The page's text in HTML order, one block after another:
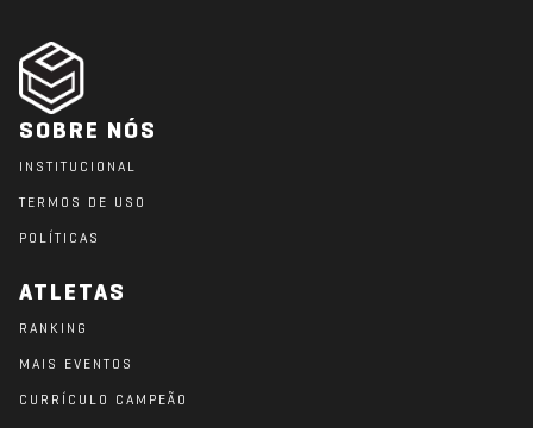
SOBRE NÓS
INSTITUCIONAL
TERMOS DE USO
POLÍTICAS
ATLETAS
RANKING
MAIS EVENTOS
CURRÍCULO CAMPEÃO